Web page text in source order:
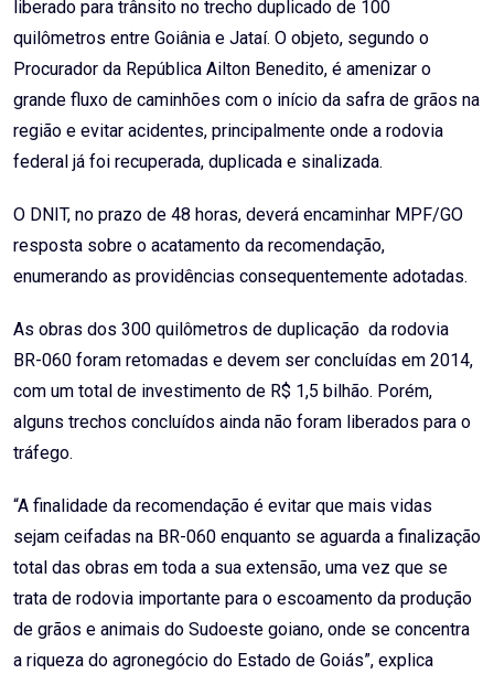
liberado para trânsito no trecho duplicado de 100
quilômetros entre Goiânia e Jataí. O objeto, segundo o
Procurador da República Ailton Benedito, é amenizar o
grande fluxo de caminhões com o início da safra de grãos na
região e evitar acidentes, principalmente onde a rodovia
federal já foi recuperada, duplicada e sinalizada.
O DNIT, no prazo de 48 horas, deverá encaminhar MPF/GO
resposta sobre o acatamento da recomendação,
enumerando as providências consequentemente adotadas.
As obras dos 300 quilômetros de duplicação da rodovia
BR-060 foram retomadas e devem ser concluídas em 2014,
com um total de investimento de R$ 1,5 bilhão. Porém,
alguns trechos concluídos ainda não foram liberados para o
tráfego.
“A finalidade da recomendação é evitar que mais vidas
sejam ceifadas na BR-060 enquanto se aguarda a finalização
total das obras em toda a sua extensão, uma vez que se
trata de rodovia importante para o escoamento da produção
de grãos e animais do Sudoeste goiano, onde se concentra
a riqueza do agronegócio do Estado de Goiás”, explica